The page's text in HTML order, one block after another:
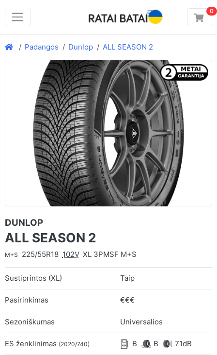
0
Padangos Dunlop ALL SEASON 2
DUNLOP
ALL SEASON 2
M+S 225/55R18 102V XL 3PMSF M+S
Sustiprintos (XL) Taip
Pasirinkimas €€€
Sezoniškumas Universalios
ES ženklinimas (2020/740) B B 71dB